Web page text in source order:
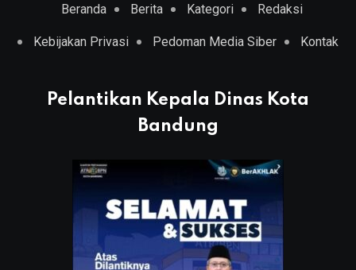
Beranda Berita Kategori Redaksi
Kebijakan Privasi Pedoman Media Siber Kontak
Pelantikan Kepala Dinas Kota
Bandung